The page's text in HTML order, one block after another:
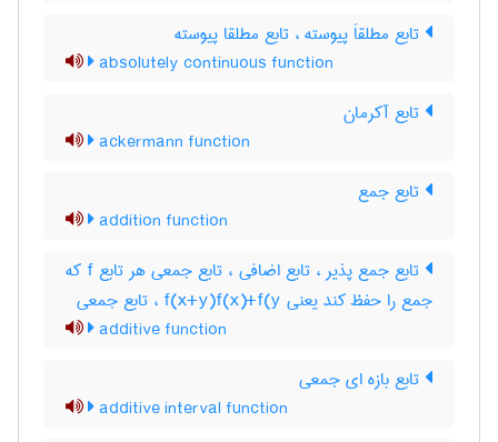
تابع مطلقاَ پیوسته ، تابع مطلقا پیوسته
absolutely continuous function
تابع آکرمان
ackermann function
تابع جمع
addition function
تابع جمع پذیر ، تابع اضافی ، تابع جمعی هر تابع f که
جمع را حفظ کند یعنی f(x+y)f(x)+f(y ، تابع جمعی
additive function
تابع بازه ای جمعی
additive interval function